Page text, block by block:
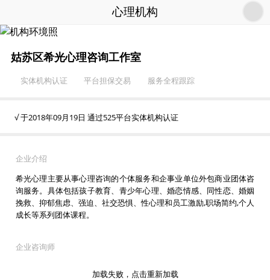
心理机构
姑苏区希光心理咨询工作室
实体机构认证 平台担保交易 服务全程跟踪
√ 于2018年09月19日 通过525平台实体机构认证
企业介绍
希光心理主要从事心理咨询的个体服务和企事业单位外包商业团体咨
询服务。具体包括孩子教育、青少年心理、婚恋情感、同性恋、婚姻
挽救、抑郁焦虑、强迫、社交恐惧、性心理和员工激励,职场简约,个人
成长等系列团体课程。
企业咨询师
加载失败，点击重新加载